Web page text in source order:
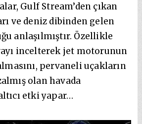
Gulf Stream’den çıkan
ve deniz dibinden gelen
anlaşılmıştır. Özellikle
incelterek jet motorunun
pervaneli uçakların
olan havada
etki yapar…